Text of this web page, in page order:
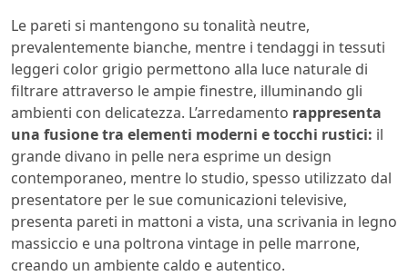
Le pareti si mantengono su tonalità neutre,
prevalentemente bianche, mentre i tendaggi in tessuti
leggeri color grigio permettono alla luce naturale di
filtrare attraverso le ampie finestre, illuminando gli
ambienti con delicatezza. L’arredamento rappresenta
una fusione tra elementi moderni e tocchi rustici: il
grande divano in pelle nera esprime un design
contemporaneo, mentre lo studio, spesso utilizzato dal
presentatore per le sue comunicazioni televisive,
presenta pareti in mattoni a vista, una scrivania in legno
massiccio e una poltrona vintage in pelle marrone,
creando un ambiente caldo e autentico.